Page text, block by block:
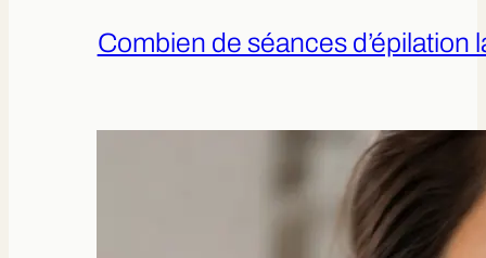
Combien de séances d’épilation